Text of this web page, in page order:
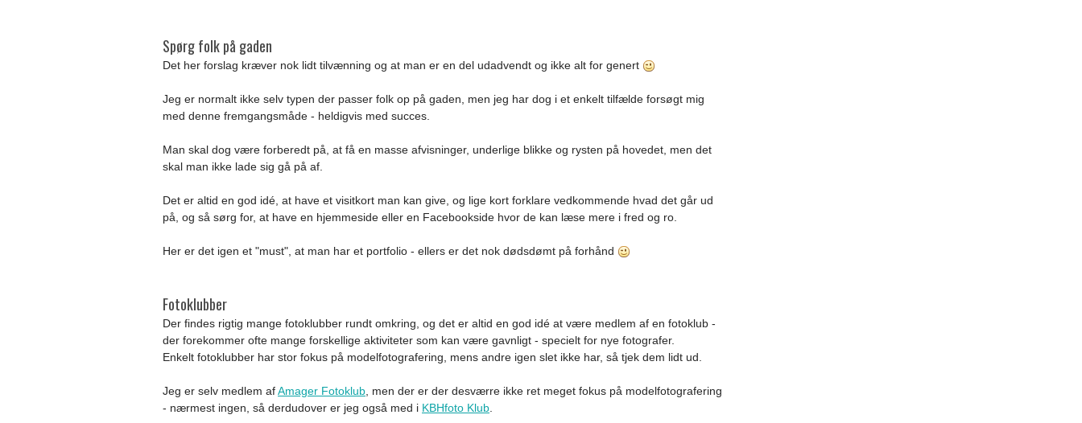
Spørg folk på gaden
Det her forslag kræver nok lidt tilvænning og at man er en del udadvendt og ikke alt for genert
Jeg er normalt ikke selv typen der passer folk op på gaden, men jeg har dog i et enkelt tilfælde forsøgt mig
med denne fremgangsmåde - heldigvis med succes.
Man skal dog være forberedt på, at få en masse afvisninger, underlige blikke og rysten på hovedet, men det
skal man ikke lade sig gå på af.
Det er altid en god idé, at have et visitkort man kan give, og lige kort forklare vedkommende hvad det går ud
på, og så sørg for, at have en hjemmeside eller en Facebookside hvor de kan læse mere i fred og ro.
Her er det igen et "must", at man har et portfolio - ellers er det nok dødsdømt på forhånd
Fotoklubber
Der findes rigtig mange fotoklubber rundt omkring, og det er altid en god idé at være medlem af en fotoklub -
der forekommer ofte mange forskellige aktiviteter som kan være gavnligt - specielt for nye fotografer.
Enkelt fotoklubber har stor fokus på modelfotografering, mens andre igen slet ikke har, så tjek dem lidt ud.
Jeg er selv medlem afAmager Fotoklub , men der er der desværre ikke ret meget fokus på modelfotografering
- nærmest ingen, så derdudover er jeg også med i KBHfoto Klub